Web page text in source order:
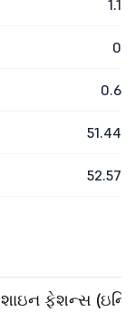
1.1
0
0.6
51.44
52.57
શાઇન ફેશન્સ